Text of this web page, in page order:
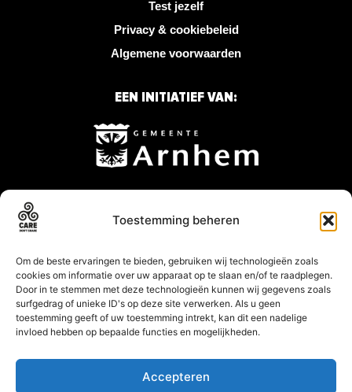
Toestemming beheren
Om de beste ervaringen te bieden, gebruiken wij technologieën zoals
cookies om informatie over uw apparaat op te slaan en/of te raadplegen.
Door in te stemmen met deze technologieën kunnen wij gegevens zoals
surfgedrag of unieke ID's op deze site verwerken. Als u geen
toestemming geeft of uw toestemming intrekt, kan dit een nadelige
invloed hebben op bepaalde functies en mogelijkheden.
Accepteren
Test jezelf
Privacy & cookiebeleid
Algemene voorwaarden
EEN INITIATIEF VAN:
Step